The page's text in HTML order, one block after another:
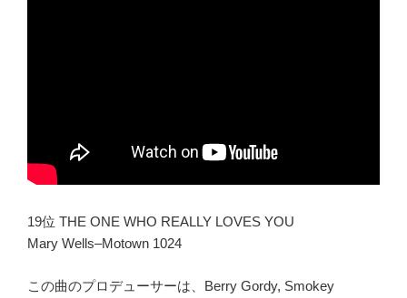
19位 THE ONE WHO REALLY LOVES YOU
Mary Wells–Motown 1024
この曲のプロデューサーは、Berry Gordy, Smokey